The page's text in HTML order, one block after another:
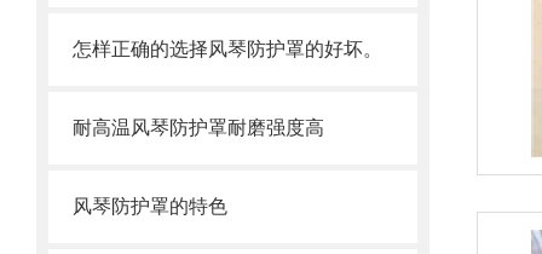
怎样正确的选择风琴防护罩的好坏。
耐高温风琴防护罩耐磨强度高
风琴防护罩的特色